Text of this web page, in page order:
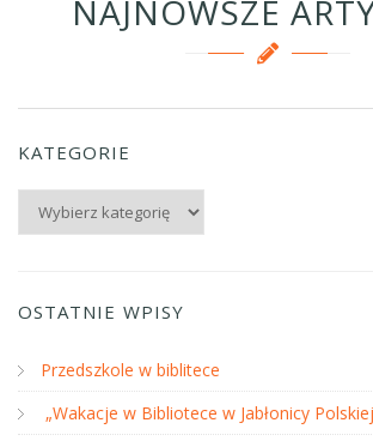
NAJNOWSZE
KATEGORIE
Kategorie
OSTATNIE WPISY
Przedszkole w biblitece
„Wakacje w Bibliotece w Jabłonicy